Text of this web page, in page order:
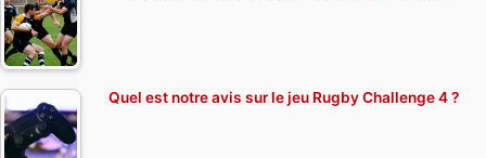
Quel est notre avis sur le jeu Rugby Challenge 4 ?